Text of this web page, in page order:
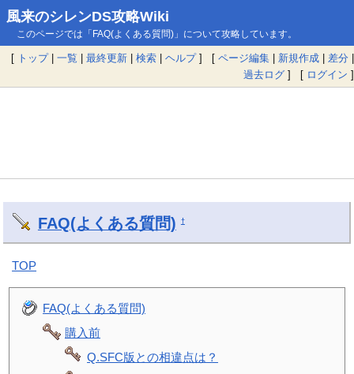
風来のシレンDS攻略Wiki
このページでは「FAQ(よくある質問)」について攻略しています。
[ トップ| 一覧 | 最終更新 | 検索 | ヘルプ] [ ページ編集 | 新規作成 | 差分 |
過去ログ ] [ ログイン ]
FAQ(よくある質問) †
TOP
FAQ(よくある質問)
購入前
Q.SFC版との相違点は？